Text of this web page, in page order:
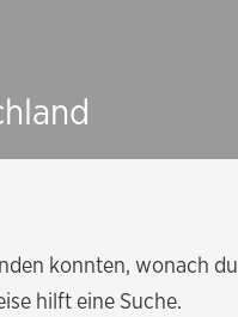
konnten, wonach du
hilft eine Suche.